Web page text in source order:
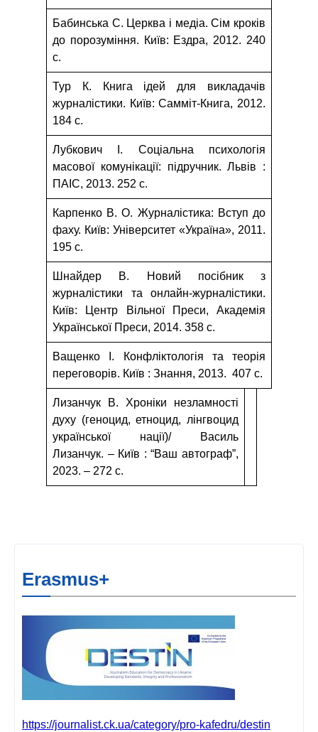
Бабинська С. Церква і медіа. Сім кроків
до порозуміння. Київ: Ездра, 2012. 240
с.
Тур К. Книга ідей для викладачів
журналістики. Київ: Самміт-Книга, 2012.
184 с.
Лубкович І. Соціальна психологія
масової комунікації: підручник. Львів :
ПАІС, 2013. 252 с.
Карпенко В. О. Журналістика: Вступ до
фаху. Київ: Університет «Україна», 2011.
195 с.
Шнайдер В. Новий посібник з
журналістики та онлайн-журналістики.
Київ: Центр Вільної Преси, Академія
Української Преси, 2014. 358 с.
Ващенко І. Конфліктологія та теорія
переговорів. Київ : Знання, 2013. 407 с.
Лизанчук В. Хроніки незламності
духу (геноцид, етноцид, лінгвоцид
української нації)/ Василь
Лизанчук. – Київ : “Ваш автограф”,
2023. – 272 с.
Erasmus+
https://journalist.ck.ua/category/pro-kafedru/destin